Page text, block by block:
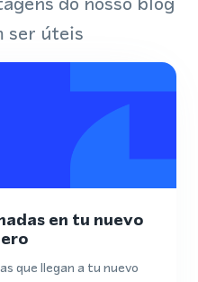
ser úteis
en tu nuevo
que llegan a tu nuevo